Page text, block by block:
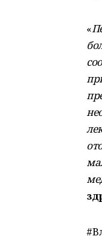
«